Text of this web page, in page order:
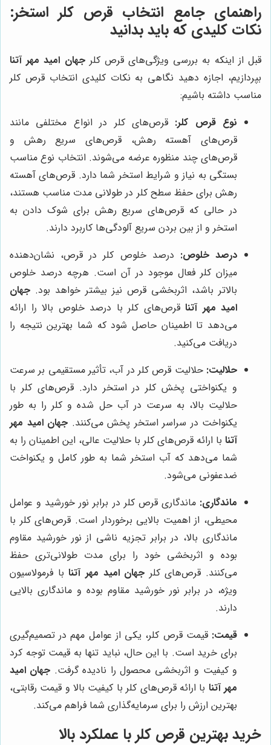
راهنمای جامع انتخاب قرص کلر استخر:
نکات کلیدی که باید بدانید
قبل از اینکه به بررسی ویژگی‌های قرص کلرجهان امید مهر آتنا
بپردازیم، اجازه دهید نگاهی به نکات کلیدی انتخاب قرص کلر
مناسب داشته باشیم:
نوع قرص کلر: قرص‌های کلر در انواع مختلفی مانند
قرص‌های آهسته رهش، قرص‌های سریع رهش و
قرص‌های چند منظوره عرضه می‌شوند. انتخاب نوع مناسب
بستگی به نیاز و شرایط استخر شما دارد. قرص‌های آهسته
رهش برای حفظ سطح کلر در طولانی مدت مناسب هستند،
در حالی که قرص‌های سریع رهش برای شوک دادن به
استخر و از بین بردن سریع آلودگی‌ها کاربرد دارند.
درصد خلوص: درصد خلوص کلر در قرص، نشان‌دهنده
میزان کلر فعال موجود در آن است. هرچه درصد خلوص
بالاتر باشد، اثربخشی قرص نیز بیشتر خواهد بود. جهان
امید مهر آتنا قرص‌های کلر با درصد خلوص بالا را ارائه
می‌دهد تا اطمینان حاصل شود که شما بهترین نتیجه را
دریافت می‌کنید.
حلالیت: حلالیت قرص کلر در آب، تأثیر مستقیمی بر سرعت
و یکنواختی پخش کلر در استخر دارد. قرص‌های کلر با
حلالیت بالا، به سرعت در آب حل شده و کلر را به طور
یکنواخت در سراسر استخر پخش می‌کنند. جهان امید مهر
آتنا با ارائه قرص‌های کلر با حلالیت عالی، این اطمینان را به
شما می‌دهد که آب استخر شما به طور کامل و یکنواخت
ضدعفونی می‌شود.
ماندگاری: ماندگاری قرص کلر در برابر نور خورشید و عوامل
محیطی، از اهمیت بالایی برخوردار است. قرص‌های کلر با
ماندگاری بالا، در برابر تجزیه ناشی از نور خورشید مقاوم
بوده و اثربخشی خود را برای مدت طولانی‌تری حفظ
می‌کنند. قرص‌های کلر جهان امید مهر آتنابا فرمولاسیون
ویژه، در برابر نور خورشید مقاوم بوده و ماندگاری بالایی
دارند.
قیمت: قیمت قرص کلر، یکی از عوامل مهم در تصمیم‌گیری
برای خرید است. با این حال، نباید تنها به قیمت توجه کرد
و کیفیت و اثربخشی محصول را نادیده گرفت. جهان امید
مهر آتنا با ارائه قرص‌های کلر با کیفیت بالا و قیمت رقابتی،
بهترین ارزش را برای سرمایه‌گذاری شما فراهم می‌کند.
خرید بهترین قرص کلر با عملکرد بالا